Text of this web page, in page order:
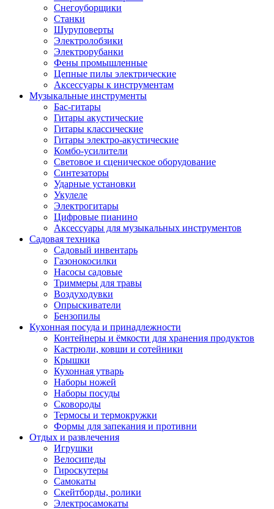
Снегоуборщики
Станки
Шуруповерты
Электролобзики
Электрорубанки
Фены промышленные
Цепные пилы электрические
Аксессуары к инструментам
Музыкальные инструменты
Бас-гитары
Гитары акустические
Гитары классические
Гитары электро-акустические
Комбо-усилители
Световое и сценическое оборудование
Синтезаторы
Ударные установки
Укулеле
Электрогитары
Цифровые пианино
Аксессуары для музыкальных инструментов
Садовая техника
Садовый инвентарь
Газонокосилки
Насосы садовые
Триммеры для травы
Воздуходувки
Опрыскиватели
Бензопилы
Кухонная посуда и принадлежности
Контейнеры и ёмкости для хранения продуктов
Кастрюли, ковши и сотейники
Крышки
Кухонная утварь
Наборы ножей
Наборы посуды
Сковороды
Термосы и термокружки
Формы для запекания и противни
Отдых и развлечения
Игрушки
Велосипеды
Гироскутеры
Самокаты
Скейтборды, ролики
Электросамокаты